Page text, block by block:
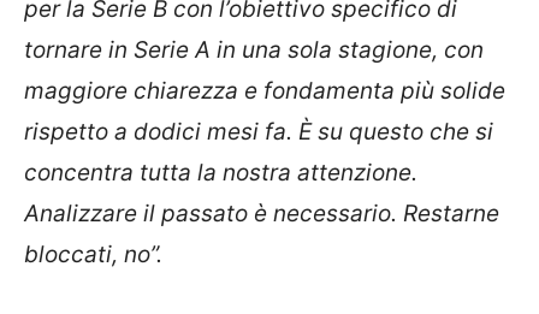
per la Serie B con l’obiettivo specifico di
tornare in Serie A in una sola stagione, con
maggiore chiarezza e fondamenta più solide
rispetto a dodici mesi fa. È su questo che si
concentra tutta la nostra attenzione.
Analizzare il passato è necessario. Restarne
bloccati, no”.